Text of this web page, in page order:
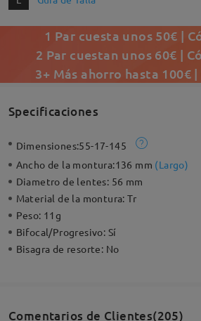
1 Par cuesta unos 50€ |
2 Par cuestan unos 60€ |
3+ Más ahorro hasta 100€
Specificaciones
Dimensiones:55-17-145
Ancho de la montura:136 mm (Largo)
Diametro de lentes: 56 mm
Material de la montura:Tr
Peso: 11g
Bifocal/Progresivo: Sí
Bisagra de resorte: No
Comentarios de Clientes(205)